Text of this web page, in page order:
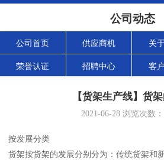
公司动态
公司首页 供应商机 关
荣誉认证 招聘中心 客
【货架生产线】货
2021-06-28浏览次数：
按发展分类
货架按货架的发展分别分为：传统货架和